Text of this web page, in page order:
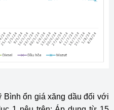
Bình ổn giá xăng dầu đối với